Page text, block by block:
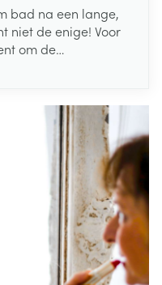
bad na een lange,
niet de enige! Voor
om de
een bad of